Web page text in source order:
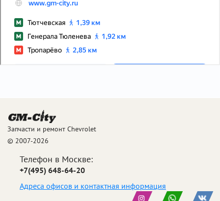
Запчасти и ремонт Chevrolet
© 2007-2026
Телефон в Москве:
+7(495) 648-64-20
Адреса офисов и контактная информация